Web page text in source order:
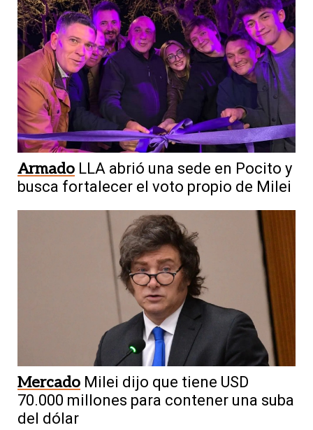
Armado LLA abrió una sede en Pocito y
busca fortalecer el voto propio de Milei
Mercado Milei dijo que tiene USD
70.000 millones para contener una suba
del dólar